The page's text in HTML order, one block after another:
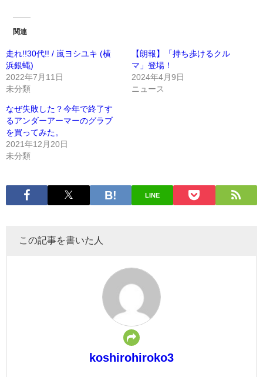
関連
走れ!!30代!! / 嵐ヨシユキ (横
浜銀蝿)
2022年7月11日
未分類
【朗報】「持ち歩けるクル
マ」登場！
2024年4月9日
ニュース
なぜ失敗した？今年で終了す
るアンダーアーマーのグラブ
を買ってみた。
2021年12月20日
未分類
LINE
この記事を書いた人
koshirohiroko3